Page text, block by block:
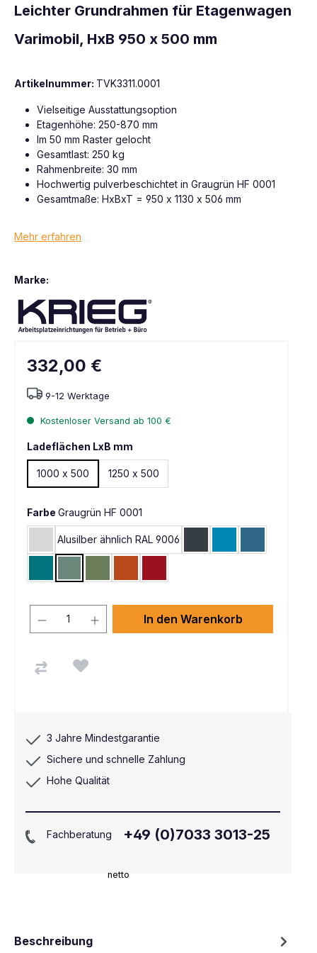
Leichter Grundrahmen für Etagenwagen
Varimobil, HxB 950 x 500 mm
Artikelnummer: TVK3311.0001
Vielseitige Ausstattungsoption
Etagenhöhe: 250-870 mm
Im 50 mm Raster gelocht
Gesamtlast: 250 kg
Rahmenbreite: 30 mm
Hochwertig pulverbeschichtet in Graugrün HF 0001
Gesamtmaße: HxBxT = 950 x 1130 x 506 mm
Mehr erfahren
Marke:
332,00 €
netto
9-12 Werktage
Kostenloser Versand ab 100 €
Ladeflächen LxB mm
1000 x 500 1250 x 500
Farbe Graugrün HF 0001
Lichtgrau RAL 7035
Alusilber ähnlich RAL 9006
In den Warenkorb
3 Jahre Mindestgarantie
Sichere und schnelle Zahlung
Hohe Qualität
Fachberatung +49 (0)7033 3013-25
Beschreibung